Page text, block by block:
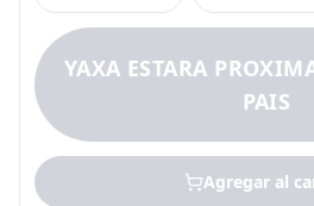
YAXA ESTARA
PAIS
Agregar al